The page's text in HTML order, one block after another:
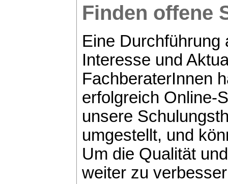
Finden offene
Eine Durchführung
Interesse und
FachberaterInnen
erfolgreich Online-
unsere
umgestellt, und
Um die Qualität
weiter zu